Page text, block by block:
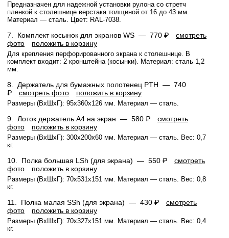
Предназначен для надежной установки рулона со стретч
пленкой к столешнице верстака толщиной от 16 до 43 мм.
Материал — сталь. Цвет: RAL-7038.
7. Комплект косынок для экранов WS — 770 ₽
смотреть
фото
положить в корзину
Для крепления перфорированного экрана к столешнице. В
комплект входит: 2 кронштейна (косынки). Материал: сталь 1,2
мм.
8. Держатель для бумажных полотенец PTH — 740
₽
смотреть фото положить в корзину
Размеры (ВхШхГ): 95x360x126 мм. Материал — сталь.
9. Лоток держатель А4 на экран — 580 ₽
смотреть
фото
положить в корзину
Размеры (ВхШхГ): 300x200x60 мм. Материал — сталь. Вес: 0,7
кг.
10. Полка большая LSh (для экрана) — 550 ₽
смотреть
фото
положить в корзину
Размеры (ВхШхГ): 70x531x151 мм. Материал — сталь. Вес: 0,8
кг.
11. Полка малая SSh (для экрана) — 430 ₽
смотреть
фото
положить в корзину
Размеры (ВхШхГ): 70x327x151 мм. Материал — сталь. Вес: 0,4
кг.